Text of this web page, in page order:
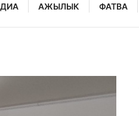
АЖЫЛЫК ФАТВА